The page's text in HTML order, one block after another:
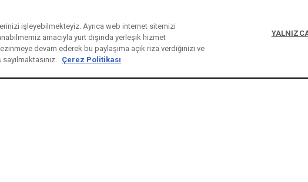
Kale Endüstri Holding
l
y
işleyebilmekteyiz. Ayrıca web internet sitemizi
amacıyla yurt dışında yerleşik hizmet
devam ederek bu paylaşıma açık rıza verdiğinizi ve
Çerez Politikası